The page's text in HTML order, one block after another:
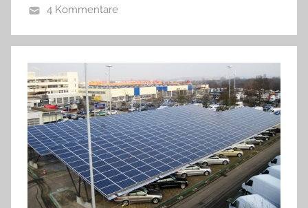
4 Kommentare